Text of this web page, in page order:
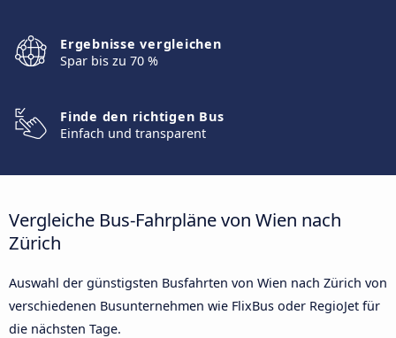
Ergebnisse vergleichen
Spar bis zu 70 %
Finde den richtigen Bus
Einfach und transparent
Vergleiche Bus-Fahrpläne von Wien nach
Zürich
Auswahl der günstigsten Busfahrten von Wien nach Zürich von
verschiedenen Busunternehmen wie FlixBus oder RegioJet für
die nächsten Tage.